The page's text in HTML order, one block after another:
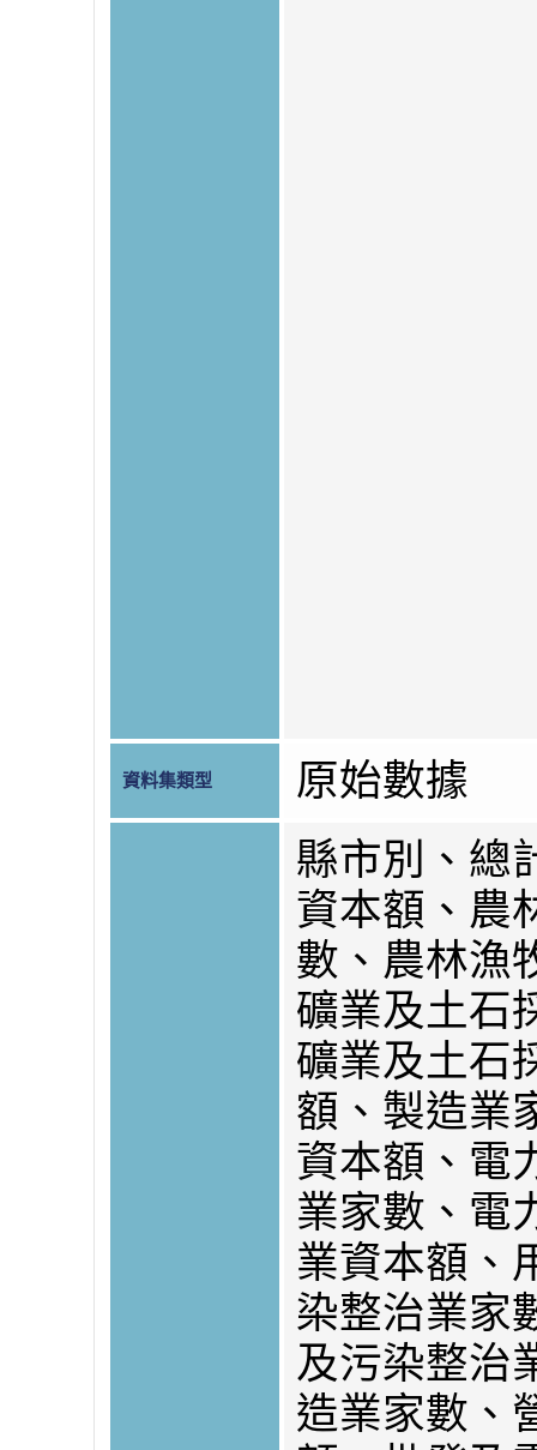
資料集類型 原始數據
縣市別、總
資本額、農
數、農林漁
礦業及土石
礦業及土石
額、製造業
資本額、電
業家數、電
業資本額、
染整治業家
及污染整治
造業家數、